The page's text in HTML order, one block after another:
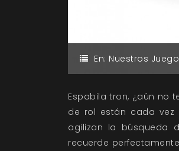
En: Nuestros
Espabila tron, ¿aún no
de rol están cada vez
agilizan la búsqueda
recuerde